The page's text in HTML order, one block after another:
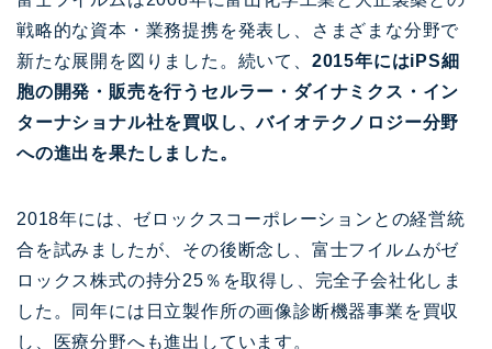
戦略的な資本・業務提携を発表し、さまざまな分野で
新たな展開を図りました。続いて、 2015年にはiPS細
胞の開発・販売を行うセルラー・ダイナミクス・イン
ターナショナル社を買収し、バイオテクノロジー分野
への進出を果たしました。
2018年には、ゼロックスコーポレーションとの経営統
合を試みましたが、その後断念し、富士フイルムがゼ
ロックス株式の持分25％を取得し、完全子会社化しま
した。同年には日立製作所の画像診断機器事業を買収
し、医療分野へも進出しています。